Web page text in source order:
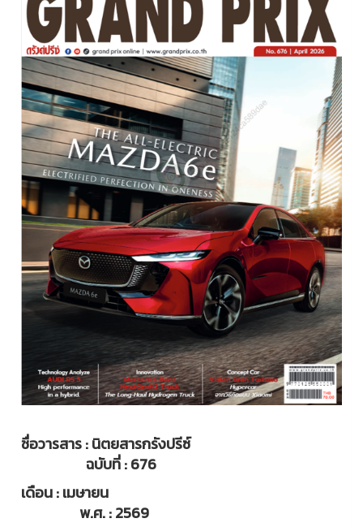
ชื่อวารสาร : นิตยสารกรังปรีซ์
ฉบับที่ : 676
เดือน : เมษายน
พ.ศ. : 2569